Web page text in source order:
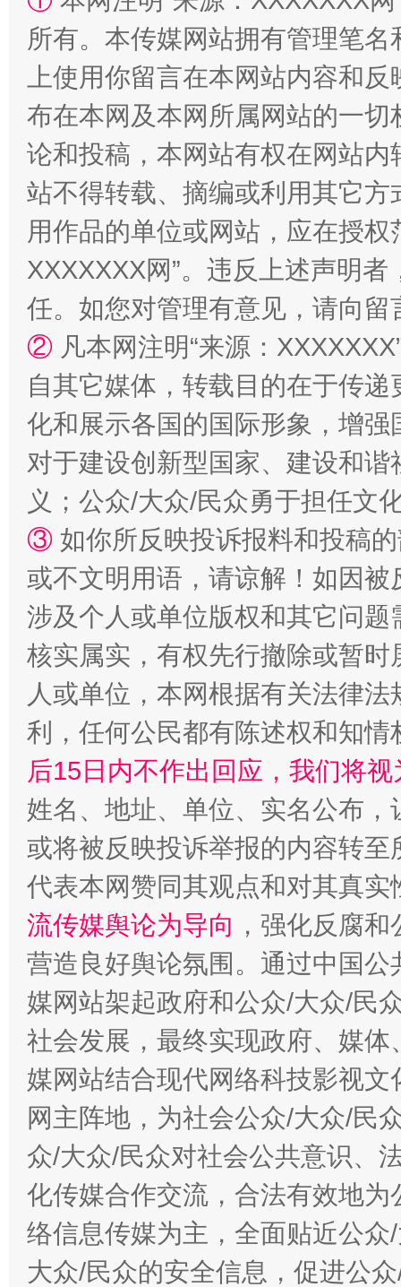
站台名比不上好声名
漫山遍野的桃花与雪山、麦地、白藏房 除
招工难、用工荒背后
网上购药对药下症？
这是一记警钟！ 谢
在谋一域中谋全局
所有。本传媒网站拥有管理笔
上使用你留言在本网站内容和
布在本网及本网所属网站的一
论和投稿，本网站有权在网站
站不得转载、摘编或利用其它
用作品的单位或网站，应在授
XXXXXXX网”。违反上述声明
任。如您对管理有意见，请向
② 凡本网注明“来源：
自其它媒体，转载目的在于传
化和展示各国的国际形象，增
对于建设创新型国家、建设和
义；公众/大众/民众勇于担任文
③ 如你所反映投诉报料和投稿
或不文明用语，请谅解！如因
涉及个人或单位版权和其它问题
核实属实，有权先行撤除或暂
人或单位，本网根据有关法律
利，任何公民都有陈述权和知情
后15日内不作出回应，我们将
姓名、地址、单位、实名公布
或将被反映投诉举报的内容转
代表本网赞同其观点和对其真实
流传媒舆论为导向 ，强化反腐
营造良好舆论氛围。通过中国
媒网站架起政府和公众/大众/民
社会发展，最终实现政府、媒
媒网站结合现代网络科技影视
网主阵地，为社会公众/大众/民
众/大众/民众对社会公共意识、
化传媒合作交流，合法有效地
络信息传媒为主，全面贴近公
大众/民众的安全信息，促进公